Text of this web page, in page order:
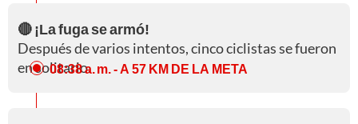
🔴 ¡La fuga se armó!
Después de varios intentos, cinco ciclistas se fueron
en solitario.
08:38 a. m.- A 57 KM DE LA META